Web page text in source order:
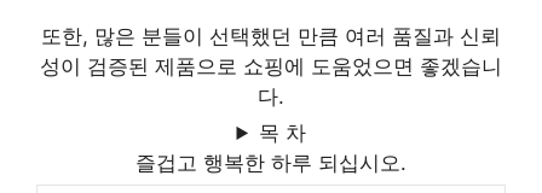
또한, 많은 분들이 선택했던 만큼 여러 품질과 신뢰
성이 검증된 제품으로 쇼핑에 도움었으면 좋겠습니
다.
목 차
즐겁고 행복한 하루 되십시오.